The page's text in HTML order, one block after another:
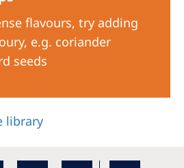
flavours, try adding
e.g. coriander
seeds
library